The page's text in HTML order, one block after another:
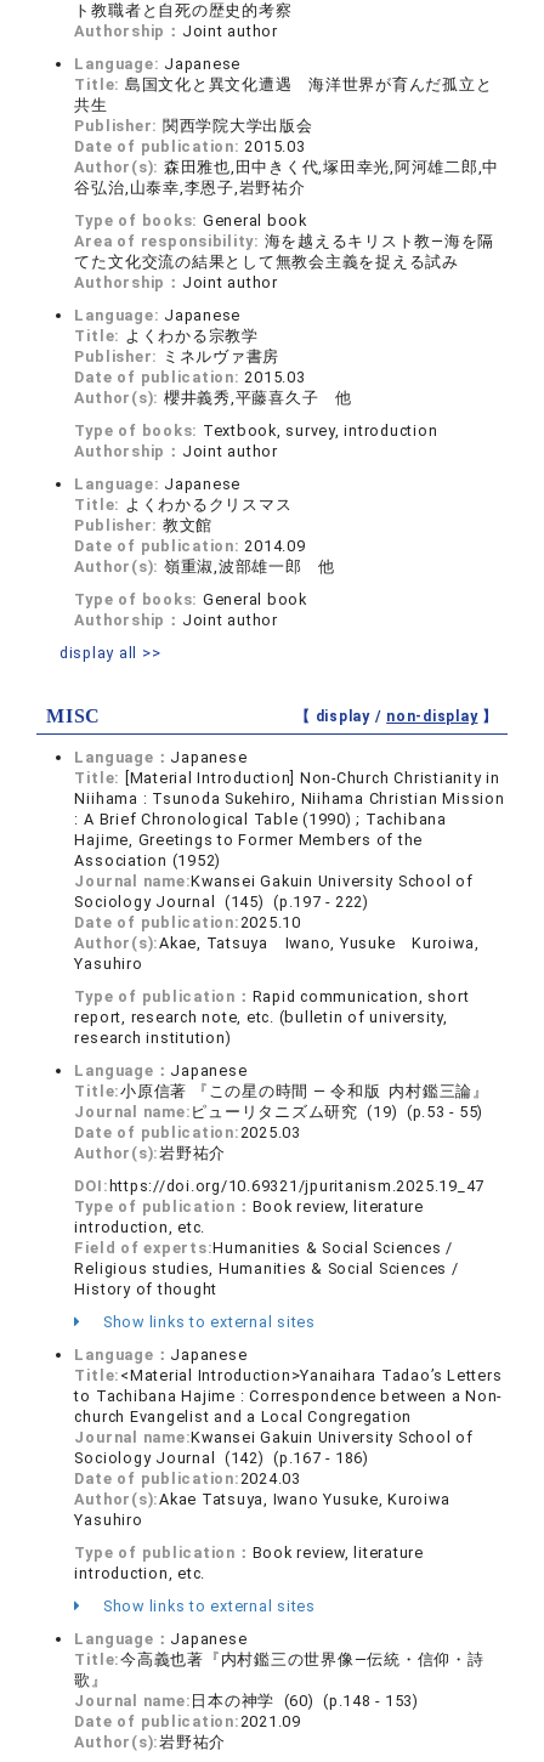
ト教職者と自死の歴史的考察
Authorship： Joint author
Language: Japanese
Title: 島国文化と異文化遭遇 海洋世界が育んだ孤立と
共生
Publisher: 関西学院大学出版会
Date of publication:2015.03
Author(s): 森田雅也,田中きく代,塚田幸光,阿河雄二郎,中
谷弘治,山泰幸,李恩子,岩野祐介
Type of books: General book
Area of responsibility: 海を越えるキリスト教―海を隔
てた文化交流の結果として無教会主義を捉える試み
Authorship： Joint author
Language: Japanese
Title: よくわかる宗教学
Publisher: ミネルヴァ書房
Date of publication:2015.03
Author(s): 櫻井義秀,平藤喜久子 他
Type of books: Textbook, survey, introduction
Authorship： Joint author
Language: Japanese
Title: よくわかるクリスマス
Publisher: 教文館
Date of publication:2014.09
Author(s): 嶺重淑,波部雄一郎 他
Type of books: General book
Authorship： Joint author
display all >>
MISC 【 display / non-display】
Language： Japanese
Title:
[Material Introduction] Non-Church Christianity in
Niihama : Tsunoda Sukehiro, Niihama Christian Mission
: A Brief Chronological Table (1990) ; Tachibana
Hajime, Greetings to Former Members of the
Association (1952)
Journal name:Kwansei Gakuin University School of
Sociology Journal (145) (p.197 - 222)
Date of publication:2025.10
Author(s):Akae, Tatsuya Iwano, Yusuke Kuroiwa,
Yasuhiro
Type of publication： Rapid communication, short
report, research note, etc. (bulletin of university,
research institution)
Language： Japanese
Title:小原信著 『この星の時間 ― 令和版 内村鑑三論』
Journal name: ピューリタニズム研究 (19) (p.53 - 55)
Date of publication:2025.03
Author(s):岩野祐介
DOI: https://doi.org/10.69321/jpuritanism.2025.19_47
Type of publication： Book review, literature
introduction, etc.
Field of experts:Humanities & Social Sciences /
Religious studies, Humanities & Social Sciences /
History of thought
Show links to external sites
Language： Japanese
Title: <Material Introduction>Yanaihara Tadao’s Letters
to Tachibana Hajime : Correspondence between a Non-
church Evangelist and a Local Congregation
Journal name:Kwansei Gakuin University School of
Sociology Journal (142) (p.167 - 186)
Date of publication:2024.03
Author(s):Akae Tatsuya, Iwano Yusuke, Kuroiwa
Yasuhiro
Type of publication： Book review, literature
introduction, etc.
Show links to external sites
Language： Japanese
Title:今高義也著『内村鑑三の世界像―伝統・信仰・詩
歌』
Journal name: 日本の神学 (60) (p.148 - 153)
Date of publication:2021.09
Author(s):岩野祐介